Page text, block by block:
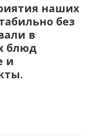
наших
без
в
блюд
и